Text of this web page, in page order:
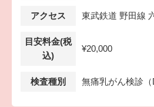
アクセス 東武鉄道 野田線
目安料金(税
込)
¥20,000
検査種別 無痛乳がん検診（